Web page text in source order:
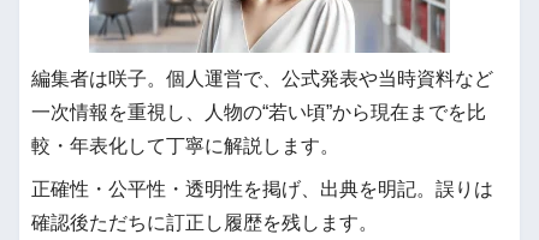
編集者は咲子。個人運営で、公式発表や当時資料など
一次情報を重視し、人物の“若い頃”から現在までを比
較・年表化して丁寧に解説します。
正確性・公平性・透明性を掲げ、出典を明記。誤りは
確認後ただちに訂正し履歴を残します。